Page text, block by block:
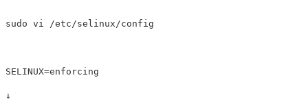
sudo vi /etc/selinux/config
SELINUX=enforcing
↓